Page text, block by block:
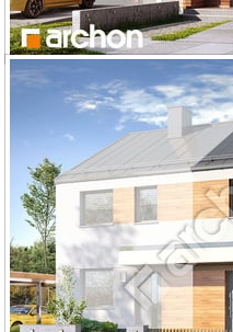
Dom w riveach (GB)